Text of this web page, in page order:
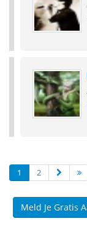
1 2
Meld Je Gratis